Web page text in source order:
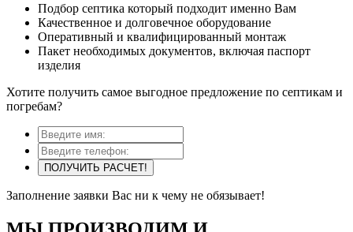
Подбор септика который подходит именно Вам
Качественное и долговечное оборудование
Оперативный и квалифицированный монтаж
Пакет необходимых документов, включая паспорт
изделия
Хотите получить самое выгодное предложение по септикам и
погребам?
ПОЛУЧИТЬ РАСЧЕТ!
Заполнение заявки Вас ни к чему не обязывает!